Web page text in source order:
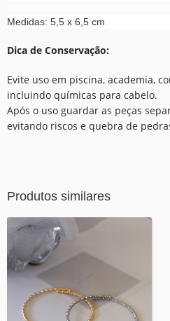
Medidas: 5,5 x 6,5 cm
Dica de Conservação:
Evite uso em piscina, academia,
incluindo químicas para cabelo.
Após o uso guardar as peças
evitando riscos e quebra de
Produtos similares